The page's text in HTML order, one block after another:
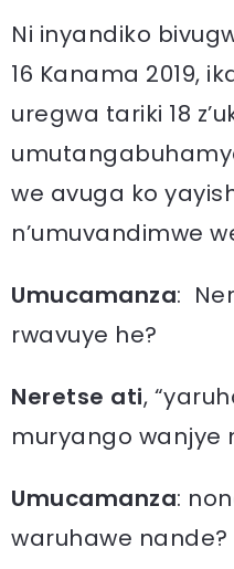
Ni inyandiko
16 Kanama 2019,
uregwa tariki 18
we avuga ko
n’umuvandimwe
Umucamanza:
rwavuye he?
Neretse ati,
muryango wanjye
Umucamanza:
waruhawe nande?